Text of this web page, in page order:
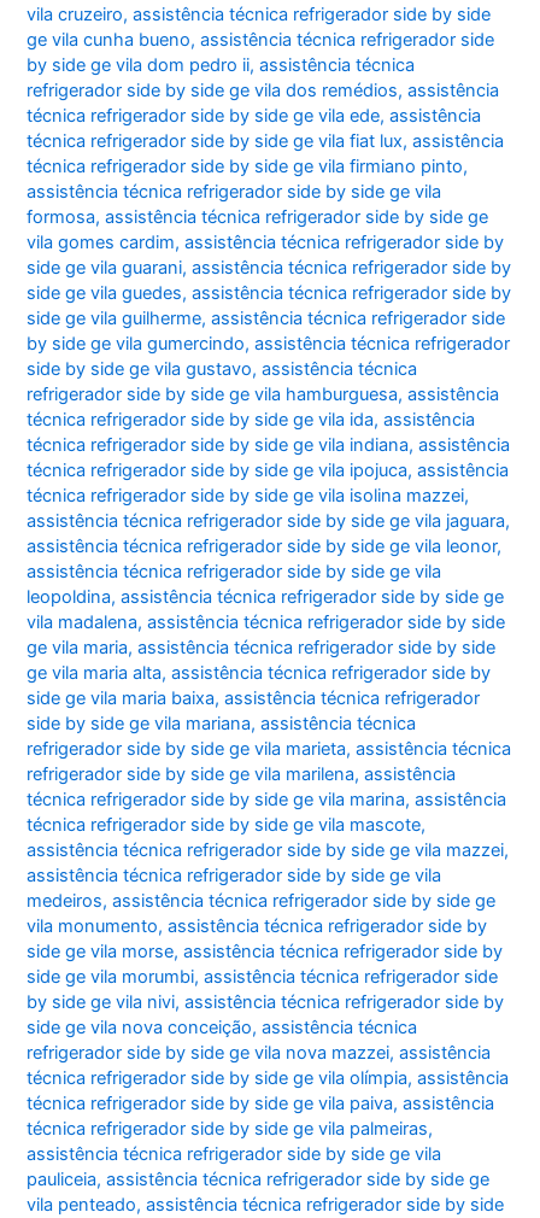
vila cruzeiro,assistência técnica refrigerador side by side
ge vila cunha bueno,assistência técnica refrigerador side
by side ge vila dom pedro ii,assistência técnica
refrigerador side by side ge vila dos remédios,assistência
técnica refrigerador side by side ge vila ede,assistência
técnica refrigerador side by side ge vila fiat lux,assistência
técnica refrigerador side by side ge vila firmiano pinto,
assistência técnica refrigerador side by side ge vila
formosa,assistência técnica refrigerador side by side ge
vila gomes cardim,assistência técnica refrigerador side by
side ge vila guarani,assistência técnica refrigerador side by
side ge vila guedes,assistência técnica refrigerador side by
side ge vila guilherme,assistência técnica refrigerador side
by side ge vila gumercindo,assistência técnica refrigerador
side by side ge vila gustavo,assistência técnica
refrigerador side by side ge vila hamburguesa,assistência
técnica refrigerador side by side ge vila ida,assistência
técnica refrigerador side by side ge vila indiana,assistência
técnica refrigerador side by side ge vila ipojuca,assistência
técnica refrigerador side by side ge vila isolina mazzei,
assistência técnica refrigerador side by side ge vila jaguara,
assistência técnica refrigerador side by side ge vila leonor,
assistência técnica refrigerador side by side ge vila
leopoldina,assistência técnica refrigerador side by side ge
vila madalena,assistência técnica refrigerador side by side
ge vila maria,assistência técnica refrigerador side by side
ge vila maria alta,assistência técnica refrigerador side by
side ge vila maria baixa,assistência técnica refrigerador
side by side ge vila mariana,assistência técnica
refrigerador side by side ge vila marieta,assistência técnica
refrigerador side by side ge vila marilena,assistência
técnica refrigerador side by side ge vila marina,assistência
técnica refrigerador side by side ge vila mascote,
assistência técnica refrigerador side by side ge vila mazzei,
assistência técnica refrigerador side by side ge vila
medeiros,assistência técnica refrigerador side by side ge
vila monumento,assistência técnica refrigerador side by
side ge vila morse,assistência técnica refrigerador side by
side ge vila morumbi,assistência técnica refrigerador side
by side ge vila nivi,assistência técnica refrigerador side by
side ge vila nova conceição,assistência técnica
refrigerador side by side ge vila nova mazzei,assistência
técnica refrigerador side by side ge vila olímpia,assistência
técnica refrigerador side by side ge vila paiva,assistência
técnica refrigerador side by side ge vila palmeiras,
assistência técnica refrigerador side by side ge vila
pauliceia,assistência técnica refrigerador side by side ge
vila penteado,assistência técnica refrigerador side by side